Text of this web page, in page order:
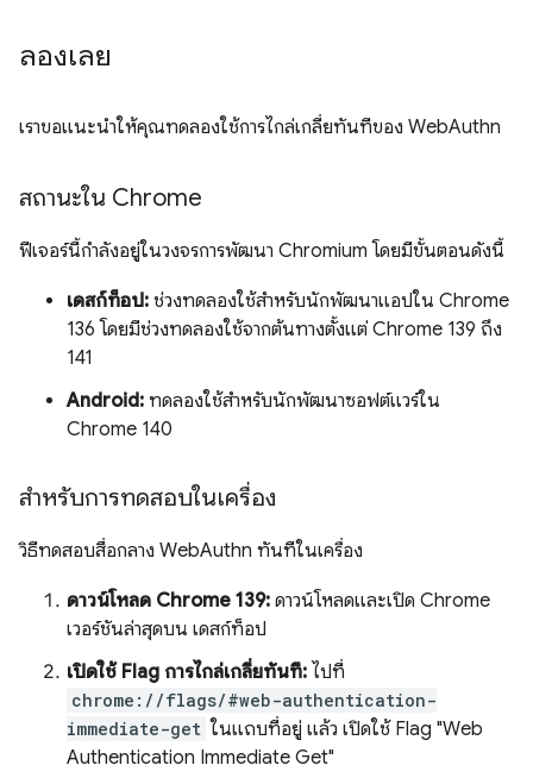
ลองเลย
เราขอแนะนำให้คุณทดลองใช้การไกล่เกลี่ยทันทีของ WebAuthn
สถานะใน Chrome
ฟีเจอร์นี้กำลังอยู่ในวงจรการพัฒนา Chromium โดยมีขั้นตอนดังนี้
เดสก์ท็อป: ช่วงทดลองใช้สำหรับนักพัฒนาแอปใน Chrome
136 โดยมีช่วงทดลองใช้จากต้นทางตั้งแต่ Chrome 139 ถึง
141
Android: ทดลองใช้สำหรับนักพัฒนาซอฟต์แวร์ใน
Chrome 140
สำหรับการทดสอบในเครื่อง
วิธีทดสอบสื่อกลาง WebAuthn ทันทีในเครื่อง
ดาวน์โหลด Chrome 139: ดาวน์โหลดและเปิด Chrome
เวอร์ชันล่าสุดบน เดสก์ท็อป
เปิดใช้ Flag การไกล่เกลี่ยทันที: ไปที่
chrome://flags/#web-authentication-
immediate-get ในแถบที่อยู่ แล้ว เปิดใช้ Flag "Web
Authentication Immediate Get"